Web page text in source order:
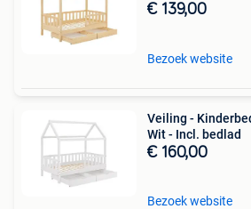
€ 139,00
Bezoek website
Veiling -
Wit - Incl. bedlad
€ 160,00
Bezoek website